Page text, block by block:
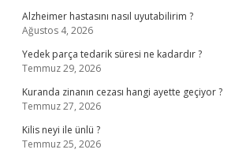
Alzheimer hastasını nasıl uyutabilirim ?
Ağustos 4, 2026
Yedek parça tedarik süresi ne kadardır ?
Temmuz 29, 2026
Kuranda zinanın cezası hangi ayette geçiyor ?
Temmuz 27, 2026
Kilis neyi ile ünlü ?
Temmuz 25, 2026